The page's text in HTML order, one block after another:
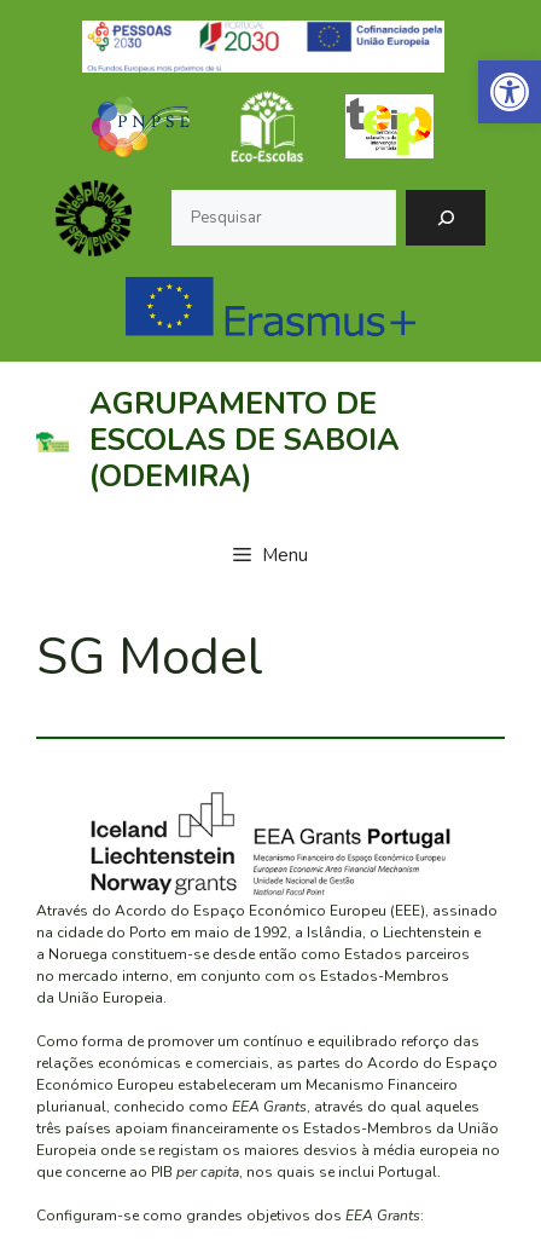
AGRUPAMENTO DE
ESCOLAS DE SABOIA
(ODEMIRA)
Menu
SG Model
Através do Acordo do Espaço Económico Europeu (EEE), assinado
na cidade do Porto em maio de 1992, a Islândia, o Liechtenstein e
a Noruega constituem-se desde então como Estados parceiros
no mercado interno, em conjunto com os Estados-Membros
da União Europeia.
Como forma de promover um contínuo e equilibrado reforço das
relações económicas e comerciais, as partes do Acordo do Espaço
Económico Europeu estabeleceram um Mecanismo Financeiro
plurianual, conhecido como EEA Grants, através do qual aqueles
três países apoiam financeiramente os Estados-Membros da União
Europeia onde se registam os maiores desvios à média europeia no
que concerne ao PIB per capita, nos quais se inclui Portugal.
Configuram-se como grandes objetivos dos EEA Grants: